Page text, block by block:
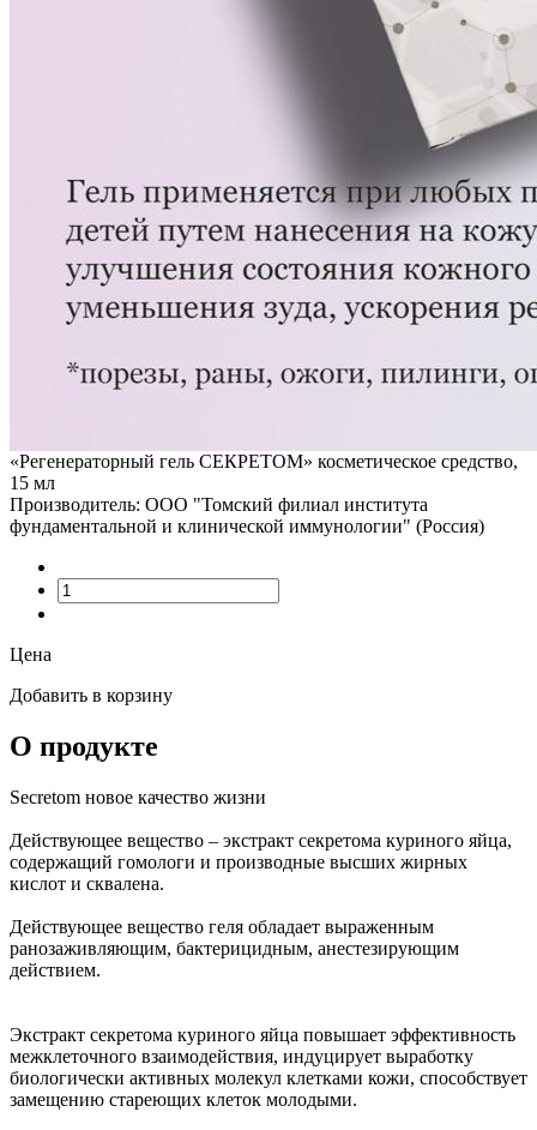
«Регенераторный гель СЕКРЕТОМ» косметическое средство,
15 мл
Производитель: ООО "Томский филиал института
фундаментальной и клинической иммунологии" (Россия)
Цена
Добавить в корзину
О продукте
Secretom новое качество жизни
Действующее вещество – экстракт секретома куриного яйца,
содержащий гомологи и производные высших жирных
кислот и сквалена.
Действующее вещество геля обладает выраженным
ранозаживляющим, бактерицидным, анестезирующим
действием.
Экстракт секретома куриного яйца повышает эффективность
межклеточного взаимодействия, индуцирует выработку
биологически активных молекул клетками кожи, способствует
замещению стареющих клеток молодыми.